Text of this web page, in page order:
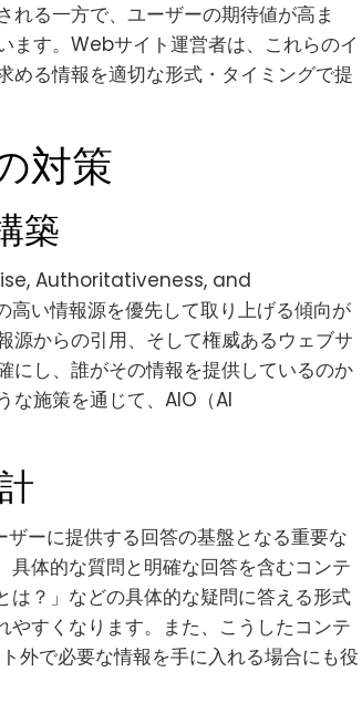
れる一方で、ユーザーの期待値が高ま
ます。Webサイト運営者は、これらのイ
める情報を適切な形式・タイミングで提
対策
築
Authoritativeness, and
い情報源を優先して取り上げる傾向が
源からの引用、そして権威あるウェブサ
にし、誰がその情報を提供しているのか
な施策を通じて、AIO（AI
ーに提供する回答の基盤となる重要な
体的な質問と明確な回答を含むコンテ
？」などの具体的な疑問に答える形式
すくなります。また、こうしたコンテ
外で必要な情報を手に入れる場合にも役